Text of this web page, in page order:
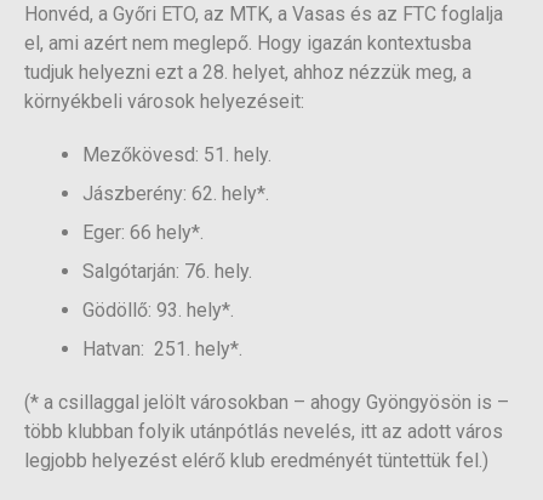
Honvéd, a Győri ETO, az MTK, a Vasas és az FTC foglalja
el, ami azért nem meglepő. Hogy igazán kontextusba
tudjuk helyezni ezt a 28. helyet, ahhoz nézzük meg, a
környékbeli városok helyezéseit:
Mezőkövesd: 51. hely.
Jászberény: 62. hely*.
Eger: 66 hely*.
Salgótarján: 76. hely.
Gödöllő: 93. hely*.
Hatvan: 251. hely*.
(* a csillaggal jelölt városokban – ahogy Gyöngyösön is –
több klubban folyik utánpótlás nevelés, itt az adott város
legjobb helyezést elérő klub eredményét tüntettük fel.)